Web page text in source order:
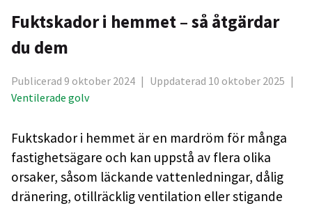
Fuktskador i hemmet – så åtgärdar
du dem
Publicerad 9 oktober 2024 | Uppdaterad 10 oktober 2025 |
Ventilerade golv
Fuktskador i hemmet är en mardröm för många
fastighetsägare och kan uppstå av flera olika
orsaker, såsom läckande vattenledningar, dålig
dränering, otillräcklig ventilation eller stigande